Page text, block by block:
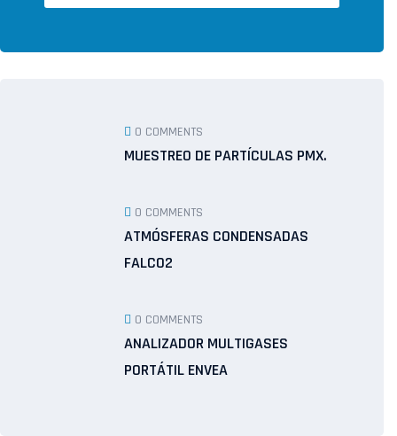
0 COMMENTS
MUESTREO DE PARTÍCULAS PMX.
0 COMMENTS
ATMÓSFERAS CONDENSADAS
FALCO2
0 COMMENTS
ANALIZADOR MULTIGASES
PORTÁTIL ENVEA